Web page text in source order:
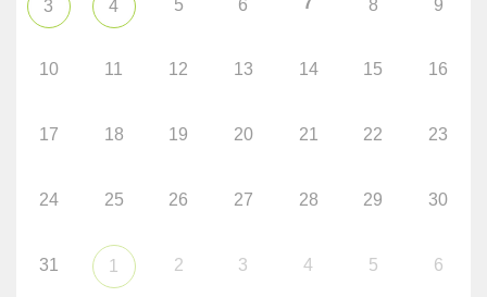
3 4 5 6 8 9
10 11 12 13 14 15 16
17 18 19 20 21 22 23
24 25 26 27 28 29 30
31 1 2 3 4 5 6